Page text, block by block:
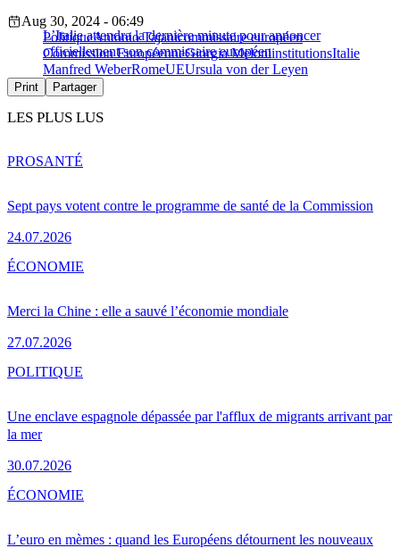
L’Italie attendra la dernière minute pour annoncer
officiellement son commissaire européen
Aug 30, 2024 - 06:49
PolitiqueAntonio Tajanicommissaire européen
Commission EuropéenneGiorgia MeloniinstitutionsItalie
Manfred WeberRomeUEUrsula von der Leyen
Print Partager
LES PLUS LUS
Sept pays votent contre le programme de santé de la Commission
24.07.2026
PROSANTÉ
Merci la Chine : elle a sauvé l’économie mondiale
27.07.2026
ÉCONOMIE
Une enclave espagnole dépassée par l'afflux de migrants arrivant par
la mer
30.07.2026
POLITIQUE
L’euro en mèmes : quand les Européens détournent les nouveaux
ÉCONOMIE